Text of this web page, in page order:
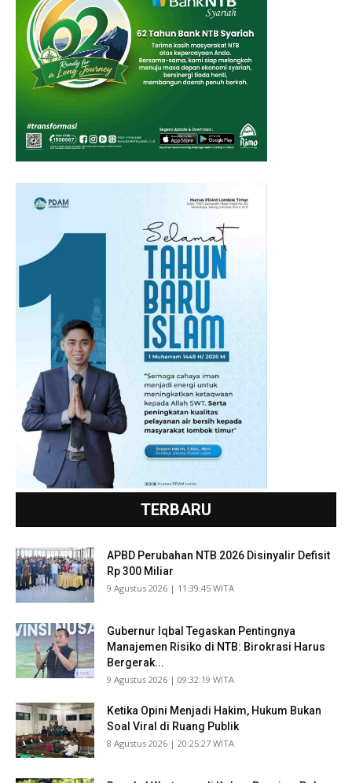
TERBARU
APBD Perubahan NTB 2026 Disinyalir Defisit
Rp 300 Miliar
​9 Agustus 2026 | 11:39:45 WITA
Gubernur Iqbal Tegaskan Pentingnya
Manajemen Risiko di NTB: Birokrasi Harus
Bergerak...
​9 Agustus 2026 | 09:32:19 WITA
Ketika Opini Menjadi Hakim, Hukum Bukan
Soal Viral di Ruang Publik
​8 Agustus 2026 | 20:25:27 WITA